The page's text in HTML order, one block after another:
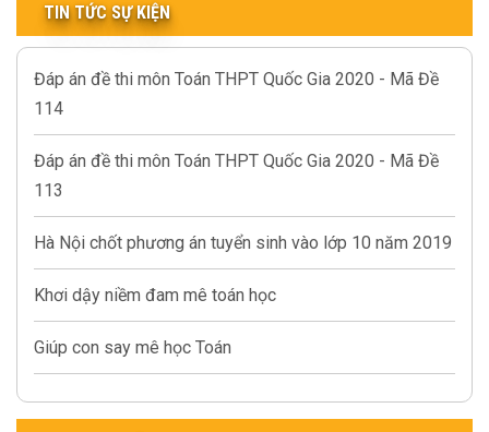
TIN TỨC SỰ KIỆN
Đáp án đề thi môn Toán THPT Quốc Gia 2020 - Mã Đề
114
Đáp án đề thi môn Toán THPT Quốc Gia 2020 - Mã Đề
113
Hà Nội chốt phương án tuyển sinh vào lớp 10 năm 2019
Khơi dậy niềm đam mê toán học
Giúp con say mê học Toán